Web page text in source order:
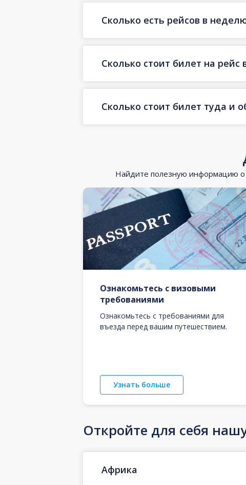
Сколько есть рейсов в
Сколько стоит билет на
Сколько стоит билет туда и
Найдите полезную информацию о
Ознакомьтесь с визовыми
требованиями
Ознакомьтесь с требованиями для
въезда перед вашим путешествием.
Узнать больше
Откройте для себя
Африка